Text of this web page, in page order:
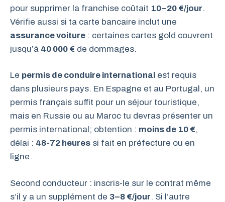
pour supprimer la franchise coûtait 10–20 €/jour.
Vérifie aussi si ta carte bancaire inclut une
assurance voiture : certaines cartes gold couvrent
jusqu’à 40 000 € de dommages.
Le permis de conduire international est requis
dans plusieurs pays. En Espagne et au Portugal, un
permis français suffit pour un séjour touristique,
mais en Russie ou au Maroc tu devras présenter un
permis international; obtention : moins de 10 €,
délai : 48-72 heures si fait en préfecture ou en
ligne.
Second conducteur : inscris-le sur le contrat même
s’il y a un supplément de 3–8 €/jour. Si l’autre